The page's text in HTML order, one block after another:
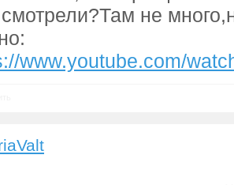
не
www.youtube.com/